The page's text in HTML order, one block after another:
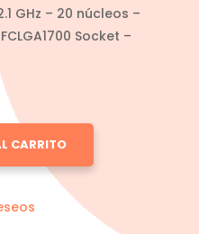
GHz – 20 núcleos –
Socket –
CARRITO